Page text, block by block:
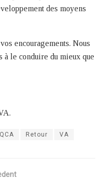
des moyens
encouragements. Nous
à le conduire du mieux que
QCA Retour VA